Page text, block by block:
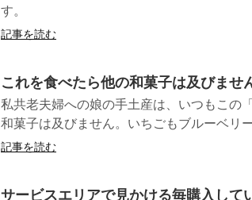
す。 （長野県NS様
記事を読む
これを食べたら他の和菓子は及びませ
私共老夫婦への娘の手土産は、いつもこの
和菓子は及びません。いちごもブルーベリ
記事を読む
サービスエリアで見かける毎購入して